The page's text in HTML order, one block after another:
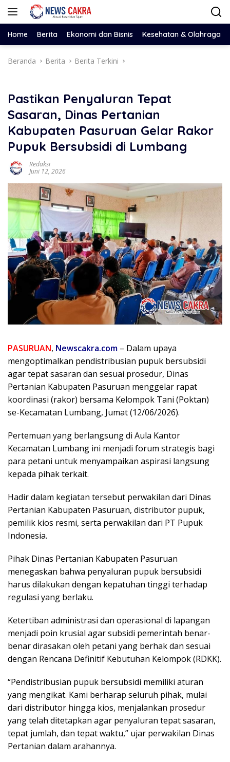
Langsung
Home Berita Ekonomi dan Bisnis Kesehatan & Olahraga
Beranda Berita Berita Terkini
Pastikan Penyaluran Tepat
Sasaran, Dinas Pertanian
Kabupaten Pasuruan Gelar Rakor
Pupuk Bersubsidi di Lumbang
Redaksi
Juni 12, 2026
PASURUAN, Newscakra.com – Dalam upaya
mengoptimalkan pendistribusian pupuk bersubsidi
agar tepat sasaran dan sesuai prosedur, Dinas
Pertanian Kabupaten Pasuruan menggelar rapat
koordinasi (rakor) bersama Kelompok Tani (Poktan)
se-Kecamatan Lumbang, Jumat (12/06/2026).
Pertemuan yang berlangsung di Aula Kantor
Kecamatan Lumbang ini menjadi forum strategis bagi
para petani untuk menyampaikan aspirasi langsung
kepada pihak terkait.
Hadir dalam kegiatan tersebut perwakilan dari Dinas
Pertanian Kabupaten Pasuruan, distributor pupuk,
pemilik kios resmi, serta perwakilan dari PT Pupuk
Indonesia.
Pihak Dinas Pertanian Kabupaten Pasuruan
menegaskan bahwa penyaluran pupuk bersubsidi
harus dilakukan dengan kepatuhan tinggi terhadap
regulasi yang berlaku.
Ketertiban administrasi dan operasional di lapangan
menjadi poin krusial agar subsidi pemerintah benar-
benar dirasakan oleh petani yang berhak dan sesuai
dengan Rencana Definitif Kebutuhan Kelompok (RDKK).
“Pendistribusian pupuk bersubsidi memiliki aturan
yang mengikat. Kami berharap seluruh pihak, mulai
dari distributor hingga kios, menjalankan prosedur
yang telah ditetapkan agar penyaluran tepat sasaran,
tepat jumlah, dan tepat waktu,” ujar perwakilan Dinas
Pertanian dalam arahannya.